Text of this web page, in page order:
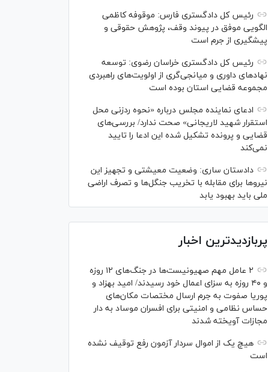
رئیس کل دادگستری فارس: موقوفه کاظمی
الگویی موفق در پیوند وقف، پژوهش حقوقی و
پیشگیری از جرم است
رئیس کل دادگستری خراسان رضوی: توسعه
نهاد‌های داوری و میانجی‌گری از اولویت‌های راهبردی
مجموعه قضایی استان بوده است
ادعای نماینده مجلس درباره «نحوه ردزنی محل
استقرار شهید لاریجانی» صحت ندارد/ بررسی‌های
قضایی و پرونده تشکیل شده این ادعا را تایید
نمی‌کند
دادستان ساری: وضعیت معیشتی و تجهیز این
نیرو‌ها برای مقابله با تخریب جنگل‌ها و تصرف اراضی
ملی باید بهبود یابد
پربازدیدترین اخبار
۲ عامل مهم صهیونیست‌ها در جنگ‌های ۱۲ روزه
و ۴۰ روزه به سزای اعمال خود رسیدند/ امید بهزاد و
پوریا صفوت به جرم ارسال مختصات مکان‌های
حساس نظامی و امنیتی برای افسران موساد به دار
مجازات آویخته شدند
هیچ یک از اموال سردار آزمون رفع توقیف نشده
است